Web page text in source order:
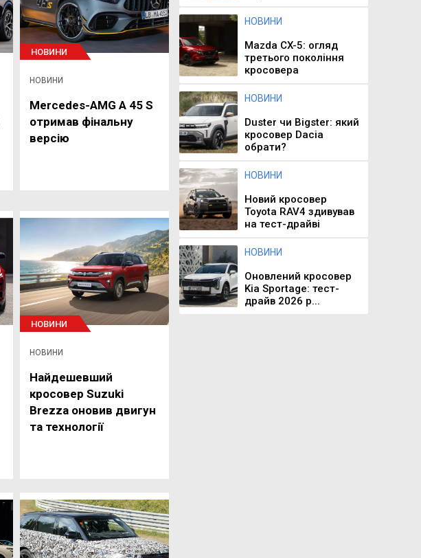
НОВИНИ
НОВИНИ
Mercedes-AMG A 45 S
отримав фінальну
версію
НОВИНИ
НОВИНИ
Найдешевший
кросовер Suzuki
Brezza оновив двигун
та технології
НОВИНИ
Mazda CX-5: огляд
третього покоління
кросовера
НОВИНИ
Duster чи Bigster: який
кросовер Dacia
обрати?
НОВИНИ
Новий кросовер
Toyota RAV4 здивував
на тест-драйві
НОВИНИ
Оновлений кросовер
Kia Sportage: тест-
драйв 2026 р...